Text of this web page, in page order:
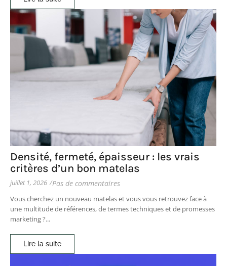
Densité, fermeté, épaisseur : les vrais
critères d’un bon matelas
juillet 1, 2026 /Pas de commentaires
Vous cherchez un nouveau matelas et vous vous retrouvez face à
une multitude de références, de termes techniques et de promesses
marketing ?...
Lire la suite